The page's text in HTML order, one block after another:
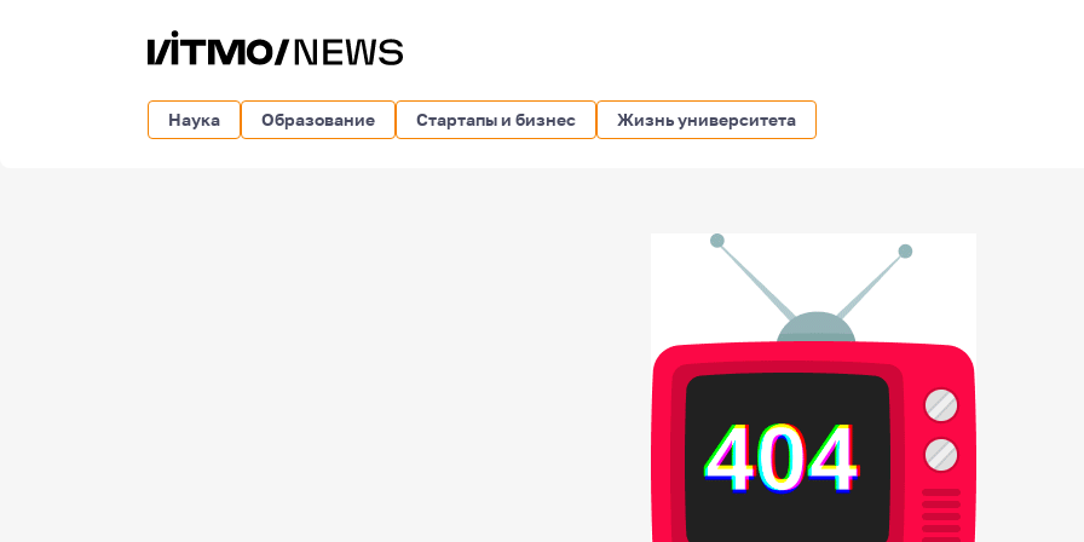
Наука Образование Стартапы и бизнес Жизнь университета